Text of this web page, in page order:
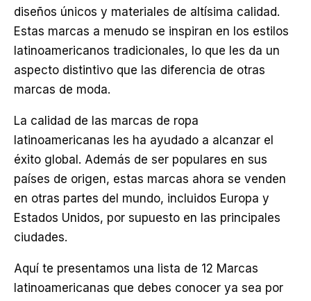
diseños únicos y materiales de altísima calidad.
Estas marcas a menudo se inspiran en los estilos
latinoamericanos tradicionales, lo que les da un
aspecto distintivo que las diferencia de otras
marcas de moda.
La calidad de las marcas de ropa
latinoamericanas les ha ayudado a alcanzar el
éxito global. Además de ser populares en sus
países de origen, estas marcas ahora se venden
en otras partes del mundo, incluidos Europa y
Estados Unidos, por supuesto en las principales
ciudades.
Aquí te presentamos una lista de 12 Marcas
latinoamericanas que debes conocer ya sea por